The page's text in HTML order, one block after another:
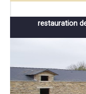
restauration